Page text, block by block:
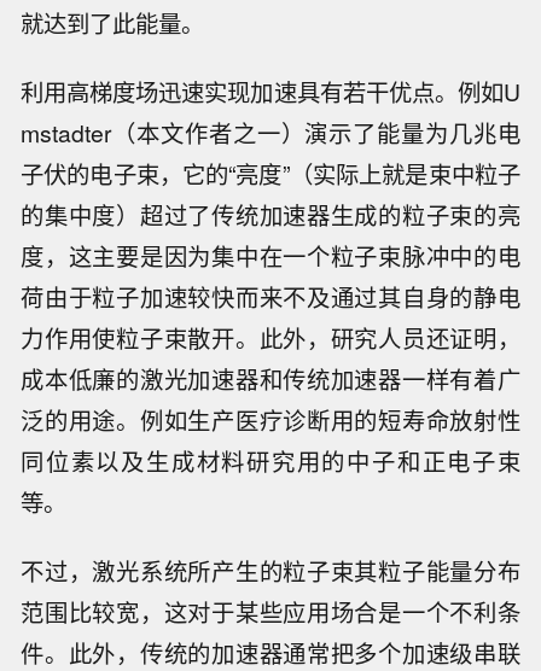
就达到了此能量。
利用高梯度场迅速实现加速具有若干优点。例如U
mstadter（本文作者之一）演示了能量为几兆电
子伏的电子束，它的“亮度”（实际上就是束中粒子
的集中度）超过了传统加速器生成的粒子束的亮
度，这主要是因为集中在一个粒子束脉冲中的电
荷由于粒子加速较快而来不及通过其自身的静电
力作用使粒子束散开。此外，研究人员还证明，
成本低廉的激光加速器和传统加速器一样有着广
泛的用途。例如生产医疗诊断用的短寿命放射性
同位素以及生成材料研究用的中子和正电子束
等。
不过，激光系统所产生的粒子束其粒子能量分布
范围比较宽，这对于某些应用场合是一个不利条
件。此外，传统的加速器通常把多个加速级串联